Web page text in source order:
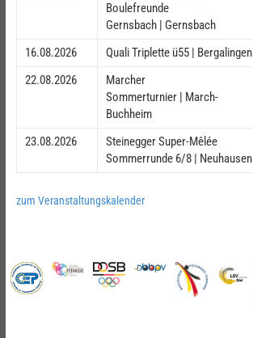
Boulefreunde
Gernsbach | Gernsbach
16.08.2026
Quali Triplette ü55 | Bergalingen
22.08.2026
Marcher
Sommerturnier | March-
Buchheim
23.08.2026
Steinegger Super-Mêlée
Sommerrunde 6/8 | Neuhausen
zum Veranstaltungskalender